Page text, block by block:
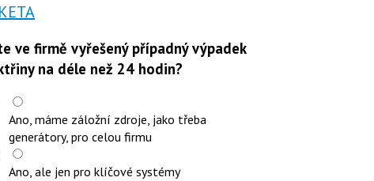
ve firmě vyřešený případný výpadek
na déle než 24 hodin?
Ano, máme záložní zdroje, jako třeba
generátory, pro celou firmu
Ano, ale jen pro klíčové systémy